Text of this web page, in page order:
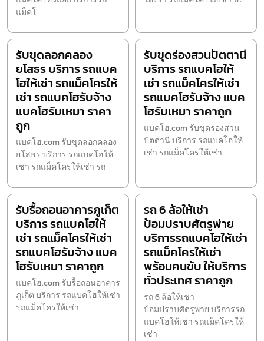
แม็คโ
รับขุดลอกคลอง
ยโสธร บริการ รถแบค
โฮให้เช่า รถแม็คโครให้
เช่า รถแบคโฮรับจ้าง
แบคโฮรับเหมา ราคา
ถูก
แบคโฮ.com รับขุดลอกคลอง
ยโสธร บริการ รถแบคโฮให้
เช่า รถแม็คโครให้เช่า รถ
รับขุดร่องสวนปัตตานี
บริการ รถแบคโฮให้
เช่า รถแม็คโครให้เช่า
รถแบคโฮรับจ้าง แบค
โฮรับเหมา ราคาถูก
แบคโฮ.com รับขุดร่องสวน
ปัตตานี บริการ รถแบคโฮให้
เช่า รถแม็คโครให้เช่า
รับรื้อถอนอาคารภูเก็ต
บริการ รถแบคโฮให้
เช่า รถแม็คโครให้เช่า
รถแบคโฮรับจ้าง แบค
โฮรับเหมา ราคาถูก
แบคโฮ.com รับรื้อถอนอาคาร
ภูเก็ต บริการ รถแบคโฮให้เช่า
รถแม็คโครให้เช่า
รถ 6 ล้อให้เช่า
ป้อมปราบศัตรูพ่าย
บริการรถแบคโฮให้เช่า
รถแม็คโครให้เช่า
พร้อมคนขับ ให้บริการ
ทั่วประเทศ ราคาถูก
รถ 6 ล้อให้เช่า
ป้อมปราบศัตรูพ่าย บริการรถ
แบคโฮให้เช่า รถแม็คโครให้
เช่า